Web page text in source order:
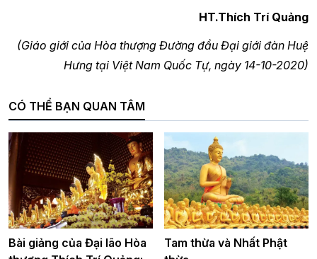
HT.Thích Trí Quảng
(Giáo giới của Hòa thượng Đường đầu Đại giới đàn Huệ
Hưng tại Việt Nam Quốc Tự, ngày 14-10-2020)
CÓ THỂ BẠN QUAN TÂM
Bài giảng của Đại lão Hòa
Tam thừa và Nhất Phật